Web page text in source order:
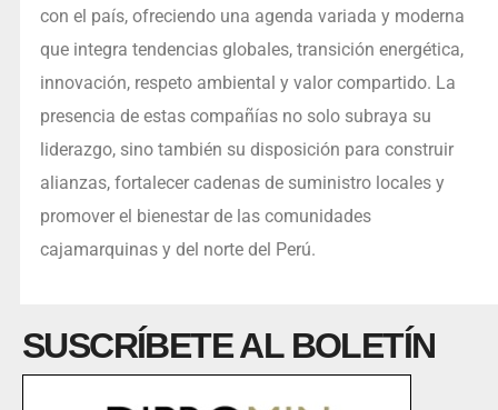
con el país, ofreciendo una agenda variada y moderna
que integra tendencias globales, transición energética,
innovación, respeto ambiental y valor compartido. La
presencia de estas compañías no solo subraya su
liderazgo, sino también su disposición para construir
alianzas, fortalecer cadenas de suministro locales y
promover el bienestar de las comunidades
cajamarquinas y del norte del Perú.
SUSCRÍBETE AL BOLETÍN